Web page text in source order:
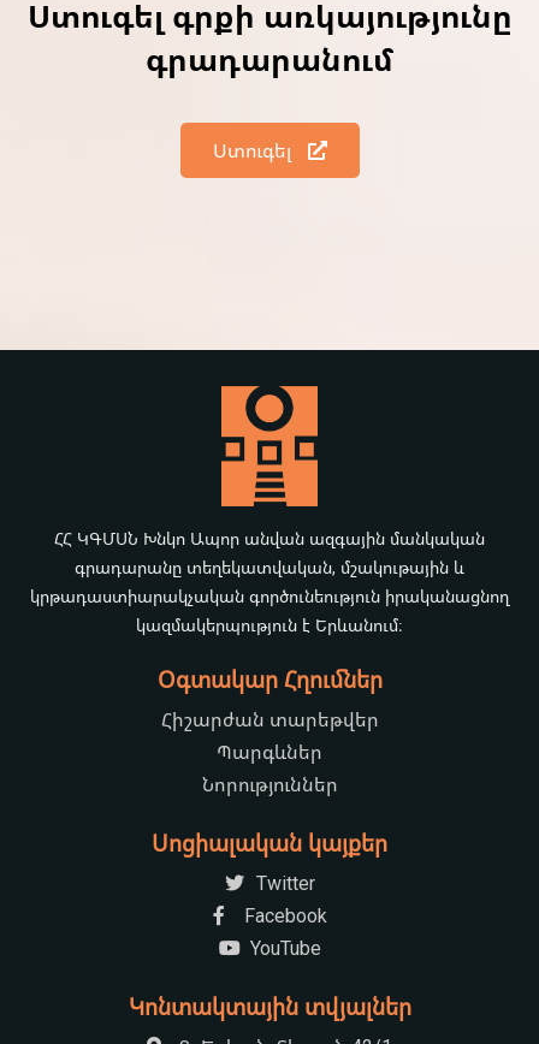
Ստուգել գրքի առկայությունը
գրադարանում
Ստուգել
ՀՀ ԿԳՄՍՆ Խնկո Ապոր անվան ազգային մանկական
գրադարանը տեղեկատվական, մշակութային և
կրթադաստիարակչական գործունեություն իրականացնող
կազմակերպություն է Երևանում։
Օգտակար Հղումներ
Հիշարժան տարեթվեր
Պարգևներ
Նորություններ
Սոցիալական կայքեր
Twitter
Facebook
YouTube
Կոնտակտային տվյալներ